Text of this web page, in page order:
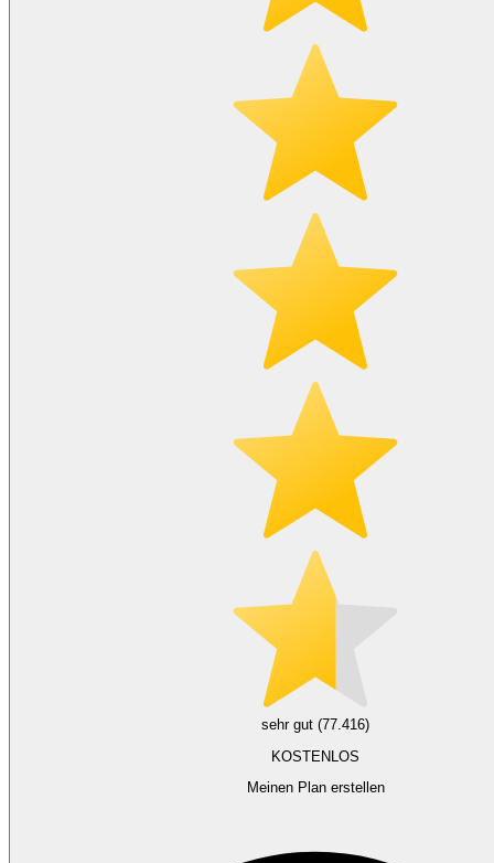
sehr gut (77.416)
KOSTENLOS
Meinen Plan erstellen